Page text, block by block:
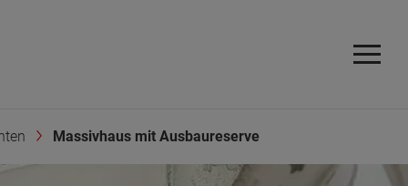
Massivhaus mit Ausbaureserve